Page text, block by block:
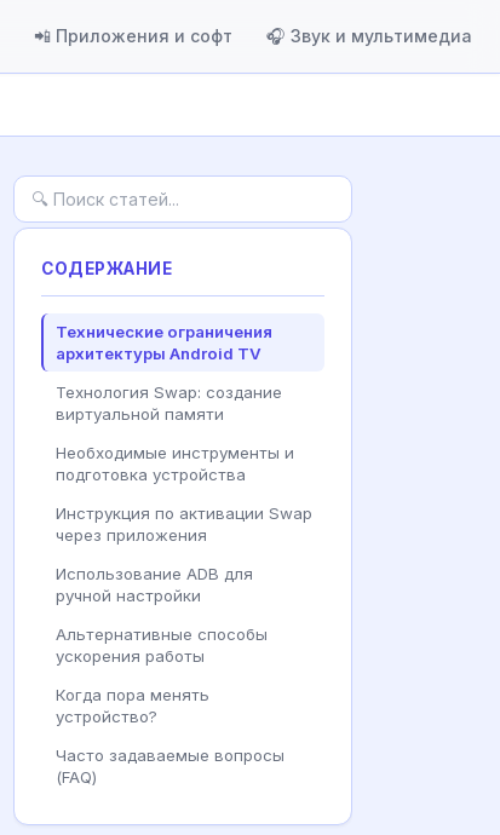
📲 Приложения и софт 🎧 Звук и мультимедиа
СОДЕРЖАНИЕ
Технические ограничения
архитектуры Android TV
Технология Swap: создание
виртуальной памяти
Необходимые инструменты и
подготовка устройства
Инструкция по активации Swap
через приложения
Использование ADB для
ручной настройки
Альтернативные способы
ускорения работы
Когда пора менять
устройство?
Часто задаваемые вопросы
(FAQ)